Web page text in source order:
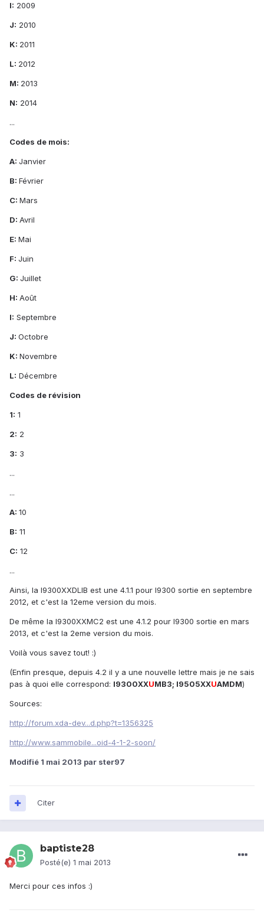
I: 2009
J: 2010
K: 2011
L: 2012
M: 2013
N: 2014
...
Codes de mois:
A: Janvier
B: Février
C: Mars
D: Avril
E: Mai
F: Juin
G: Juillet
H: Août
I: Septembre
J: Octobre
K: Novembre
L: Décembre
Codes de révision
1: 1
2: 2
3: 3
...
...
A: 10
B: 11
C: 12
...
Ainsi, la I9300XXDLIB est une 4.1.1 pour I9300 sortie en septembre
2012, et c'est la 12eme version du mois.
De même la I9300XXMC2 est une 4.1.2 pour I9300 sortie en mars
2013, et c'est la 2eme version du mois.
Voilà vous savez tout! :)
(Enfin presque, depuis 4.2 il y a une nouvelle lettre mais je ne sais
pas à quoi elle correspond: I9300XXUMB3; I9505XXUAMDM)
Sources:
http://forum.xda-dev...d.php?t=1356325
http://www.sammobile...oid-4-1-2-soon/
Modifié 1 mai 2013 par ster97
Citer
baptiste28
Posté(e) 1 mai 2013
Merci pour ces infos :)